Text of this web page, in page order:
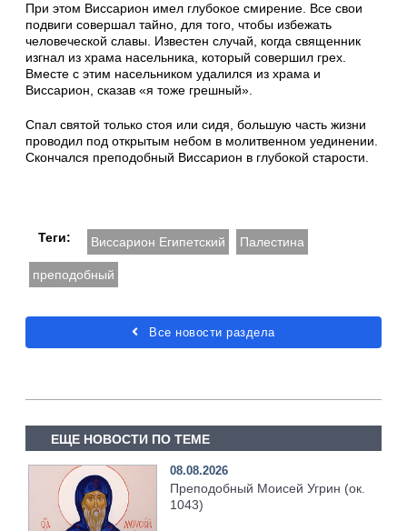
При этом Виссарион имел глубокое смирение. Все свои
подвиги совершал тайно, для того, чтобы избежать
человеческой славы. Известен случай, когда священник
изгнал из храма насельника, который совершил грех.
Вместе с этим насельником удалился из храма и
Виссарион, сказав «я тоже грешный».
Спал святой только стоя или сидя, большую часть жизни
проводил под открытым небом в молитвенном уединении.
Скончался преподобный Виссарион в глубокой старости.
Теги: Виссарион Египетский Палестина
преподобный
Все новости раздела
ЕЩЕ НОВОСТИ ПО ТЕМЕ
08.08.2026
Преподобный Моисей Угрин (ок.
1043)